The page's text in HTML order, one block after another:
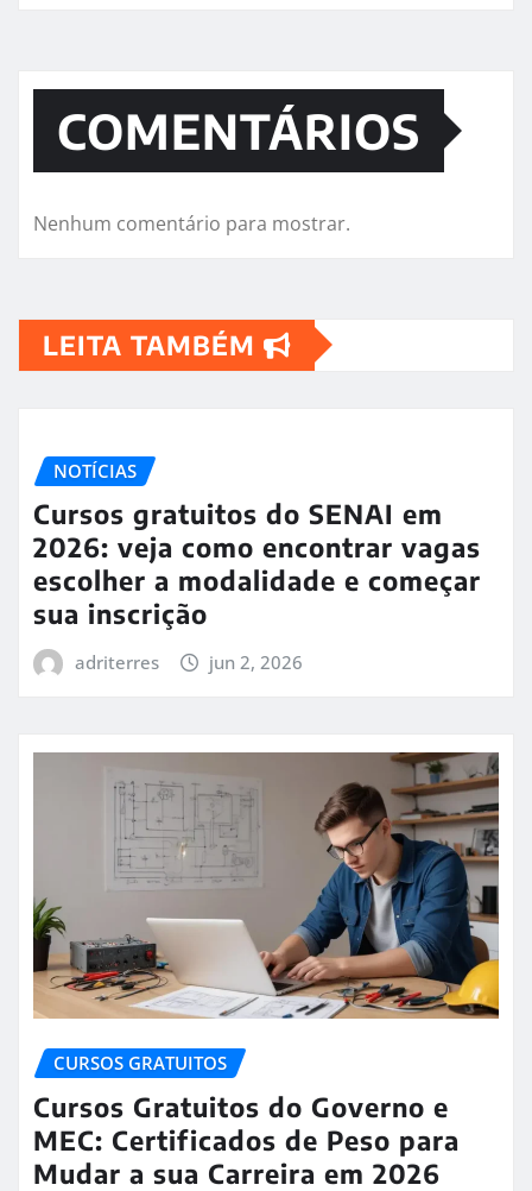
COMENTÁRIOS
Nenhum comentário para mostrar.
LEITA TAMBÉM
NOTÍCIAS
Cursos gratuitos do SENAI em
2026: veja como encontrar vagas
escolher a modalidade e começar
sua inscrição
adriterres jun 2, 2026
CURSOS GRATUITOS
Cursos Gratuitos do Governo e
MEC: Certificados de Peso para
Mudar a sua Carreira em 2026